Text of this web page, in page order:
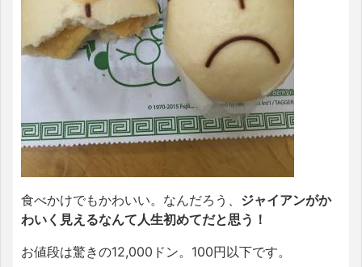
食べかけでもかわいい。なんだろう、 ジャイアンがか
わいく見えるなんて人生初めてだと思う！
お値段は驚きの12,000ドン。100円以下です。